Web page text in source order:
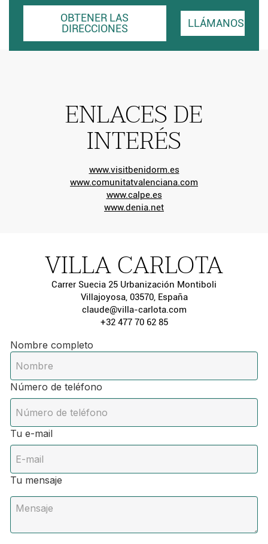
OBTENER LAS
DIRECCIONES
LLÁMANOS
ENLACES DE
INTERÉS
www.visitbenidorm.es
www.comunitatvalenciana.com
www.calpe.es
www.denia.net
VILLA CARLOTA
Carrer Suecia 25 Urbanización Montiboli
Villajoyosa, 03570, España
claude@villa-carlota.com
+32 477 70 62 85
Nombre completo
Número de teléfono
Tu e-mail
Tu mensaje